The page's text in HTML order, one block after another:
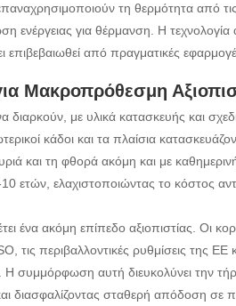
τη θερμότητα από
ενέργειας για θέρμανση. Η τεχνολογία
από πραγματικές
Μακροπρόθεσμη
διαρκούν, με υλικά κατασκευής και
κάδοι και τα πλαίσια
και τη φθορά ακόμη και με
ετών, ελαχιστοποιώντας το κόστος
ακόμη επίπεδο αξιοπιστίας. Οι
τις περιβαλλοντικές ρυθμίσεις της ΕΕ
Η συμμόρφωση αυτή διευκολύνει την
διασφαλίζοντας σταθερή απόδοση